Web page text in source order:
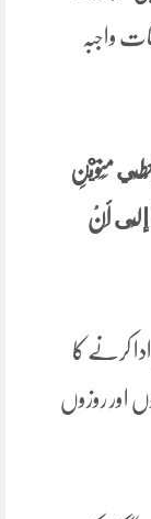
واجبہ
مَنَوَيْنِ
إلَى أَنْ
کرنے کا
اور روزوں